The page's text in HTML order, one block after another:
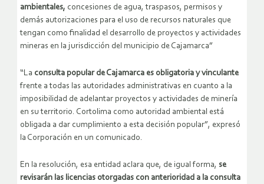
ambientales, concesiones de agua, traspasos, permisos y
demás autorizaciones para el uso de recursos naturales que
tengan como finalidad el desarrollo de proyectos y actividades
mineras en la jurisdicción del municipio de Cajamarca”
“La consulta popular de Cajamarca es obligatoria y vinculante
frente a todas las autoridades administrativas en cuanto a la
imposibilidad de adelantar proyectos y actividades de minería
en su territorio. Cortolima como autoridad ambiental está
obligada a dar cumplimiento a esta decisión popular”, expresó
la Corporación en un comunicado.
En la resolución, esa entidad aclara que, de igual forma, se
revisarán las licencias otorgadas con anterioridad a la consulta